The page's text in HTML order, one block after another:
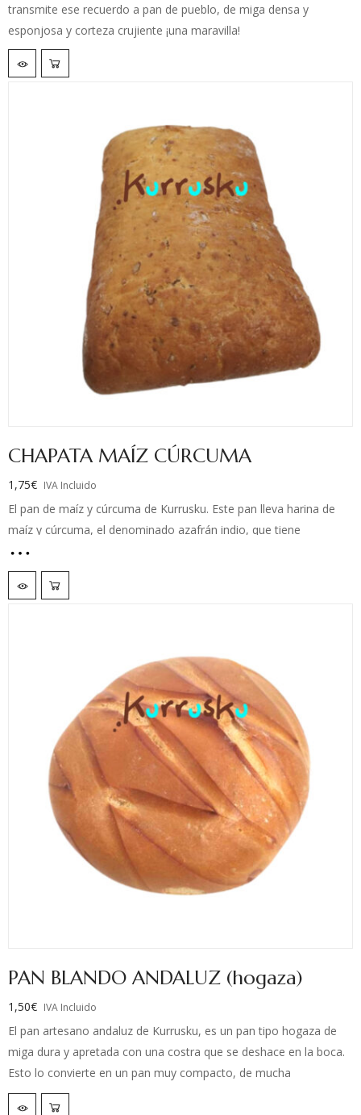
transmite ese recuerdo a pan de pueblo, de miga densa y
esponjosa y corteza crujiente ¡una maravilla!
CHAPATA MAÍZ CÚRCUMA
1,75€ IVA Incluido
El pan de maíz y cúrcuma de Kurrusku. Este pan lleva harina de
maíz y cúrcuma, el denominado azafrán indio, que tiene
propiedades paliativas, antioxidantes y antiinflamatorias. La miga
interior tiene color intenso amarillento, como todos los
productos que utilizan la cúrcuma, y además se conserva
PAN BLANDO ANDALUZ (hogaza)
1,50€ IVA Incluido
El pan artesano andaluz de Kurrusku, es un pan tipo hogaza de
miga dura y apretada con una costra que se deshace en la boca.
Esto lo convierte en un pan muy compacto, de mucha
consistencia y muy duradero, se puede degustar a lo largo de